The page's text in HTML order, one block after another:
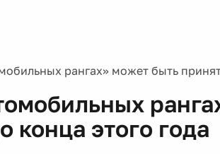
рангах» может быть
конца этого года